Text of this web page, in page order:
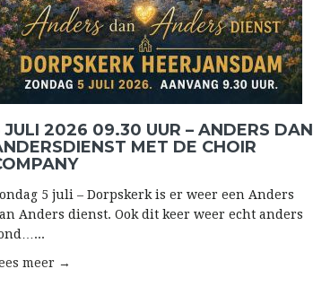
JULI 2026 09.30 UUR – ANDERS DAN
MET DE CHOIR
5 juli – Dorpskerk is er weer een Anders
Anders dienst. Ook dit keer weer echt anders
meer →